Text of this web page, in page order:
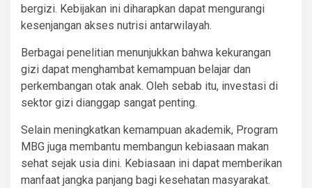
bergizi. Kebijakan ini diharapkan dapat mengurangi
kesenjangan akses nutrisi antarwilayah.
Berbagai penelitian menunjukkan bahwa kekurangan
gizi dapat menghambat kemampuan belajar dan
perkembangan otak anak. Oleh sebab itu, investasi di
sektor gizi dianggap sangat penting.
Selain meningkatkan kemampuan akademik, Program
MBG juga membantu membangun kebiasaan makan
sehat sejak usia dini. Kebiasaan ini dapat memberikan
manfaat jangka panjang bagi kesehatan masyarakat.